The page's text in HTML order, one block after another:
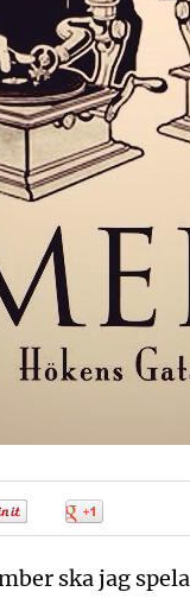
ska jag